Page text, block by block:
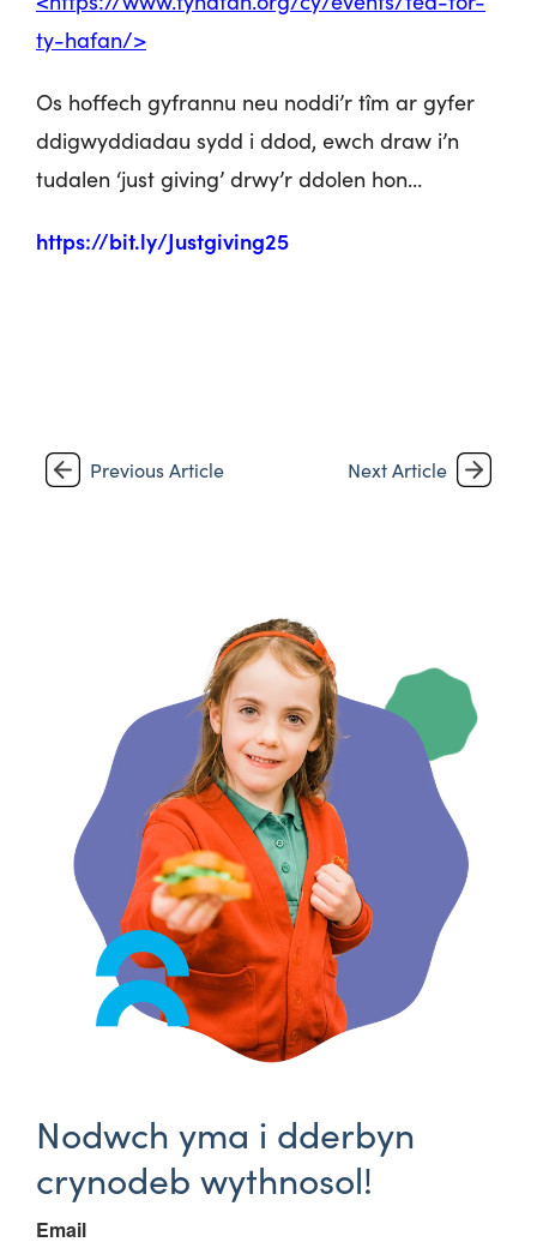
ty-hafan/>
Os hoffech gyfrannu neu noddi’r tîm ar gyfer
ddigwyddiadau sydd i ddod, ewch draw i’n
tudalen ‘just giving’ drwy’r ddolen hon…
https://bit.ly/Justgiving25
Previous Article Next Article
Nodwch yma i dderbyn
crynodeb wythnosol!
Email